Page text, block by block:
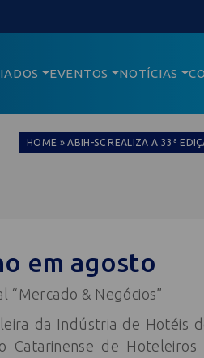
EVENTOS NOTÍCIAS
HOME »ABIH-SC REALIZA A 33ª
em agosto
& Negócios”
da Indústria de Hotéis
Catarinense de Hoteleiros